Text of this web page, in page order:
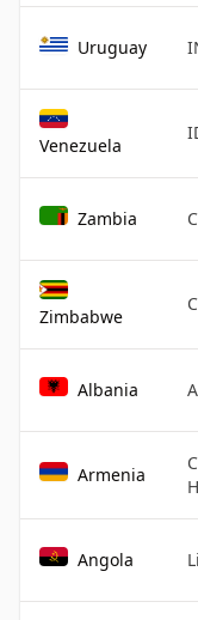
Uruguay
Venezuela
Zambia
Zimbabwe
Albania
Armenia
Angola